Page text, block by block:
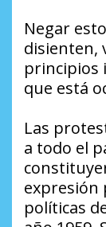
Negar
disienten,
principios
que está
Las
a todo el
expresión
políticas